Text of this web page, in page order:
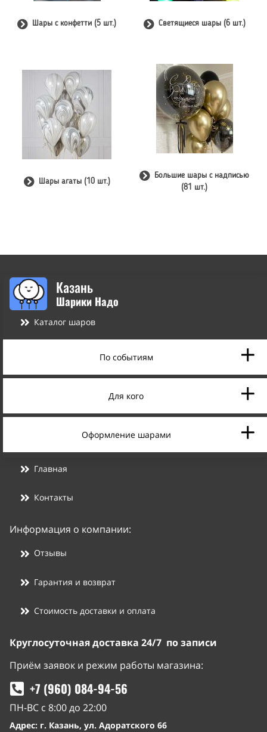
Шары с конфетти (5 шт.) Светящиеся шары (6 шт.)
Шары агаты (10 шт.)
Большие шары с надписью
(81 шт.)
Казань
Шарики Надо
Каталог шаров
По событиям
Для кого
Оформление шарами
Главная
Контакты
Информация о компании:
Отзывы
Гарантия и возврат
Стоимость доставки и оплата
Круглосуточная доставка 24/7 по записи
Приём заявок и режим работы магазина:
+7 (960) 084-94-56
ПН-ВС с 8:00 до 22:00
Адрес: г. Казань, ул. Адоратского 66